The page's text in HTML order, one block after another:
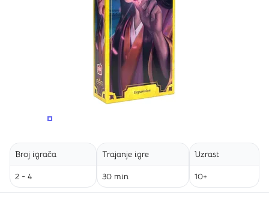
PROMENITE UGAO GLEDANJA
Broj igrača
2 - 4
Trajanje igre
30 min
Uzrast
10+